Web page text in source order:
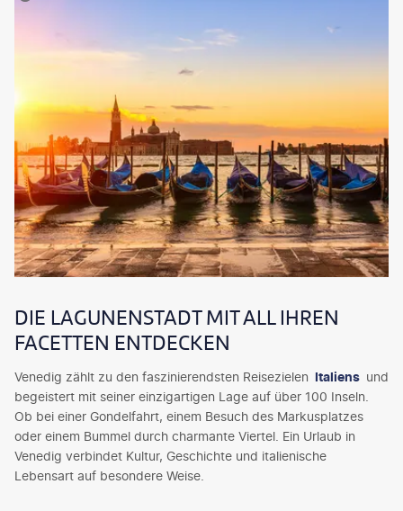
DIE LAGUNENSTADT MIT ALL IHREN
FACETTEN ENTDECKEN
Venedig zählt zu den faszinierendsten Reisezielen Italiens und
begeistert mit seiner einzigartigen Lage auf über 100 Inseln.
Ob bei einer Gondelfahrt, einem Besuch des Markusplatzes
oder einem Bummel durch charmante Viertel. Ein Urlaub in
Venedig verbindet Kultur, Geschichte und italienische
Lebensart auf besondere Weise.